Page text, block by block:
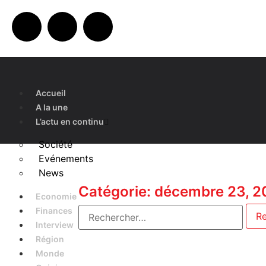
Accueil
A la une
L’actu en continu
Société
Evénements
News
Economie
Finances
Interview
Région
Monde
Catégorie: décembre 23,